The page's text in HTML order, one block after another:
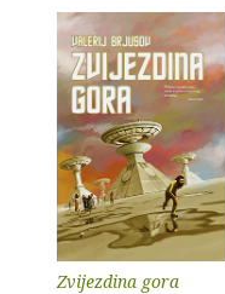
Zvijezdina gora